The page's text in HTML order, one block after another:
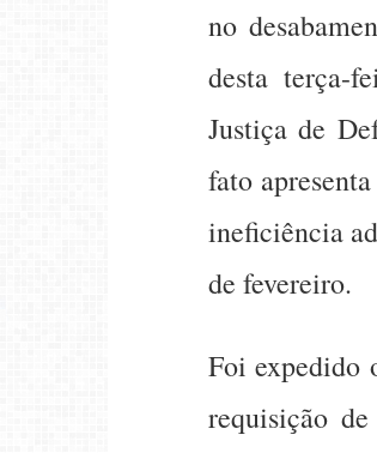
no
desta terça-
Justiça de
fato
ineficiência
de fevereiro.
Foi expedido
requisição